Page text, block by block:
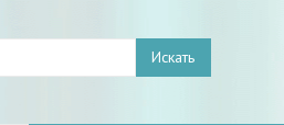
Искать